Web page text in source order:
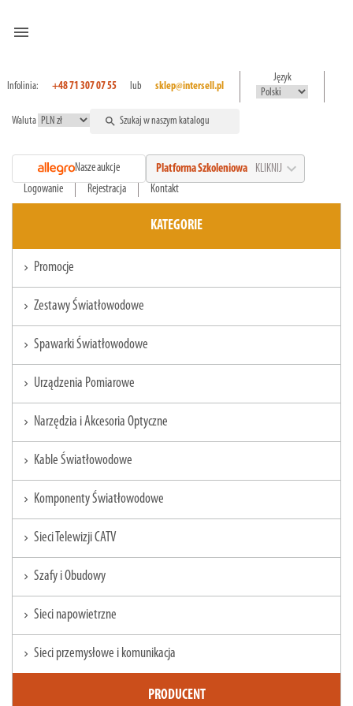
menu
Infolinia: +48 71 307 07 55 lub sklep@intersell.pl
Język
Waluta search
Nasze aukcje Platforma Szkoleniowa KLIKNIJ expand_more
Logowanie Rejestracja Kontakt
KATEGORIE
chevron_right Promocje
chevron_right Zestawy Światłowodowe
chevron_right Spawarki Światłowodowe
chevron_right Urządzenia Pomiarowe
chevron_right Narzędzia i Akcesoria Optyczne
chevron_right Kable Światłowodowe
chevron_right Komponenty Światłowodowe
chevron_right Sieci Telewizji CATV
chevron_right Szafy i Obudowy
chevron_right Sieci napowietrzne
chevron_right Sieci przemysłowe i komunikacja
PRODUCENT